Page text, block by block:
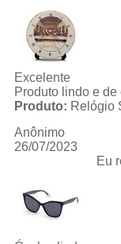
Excelente
Produto lindo e
Produto: Relógio
Anônimo
26/07/2023
Eu